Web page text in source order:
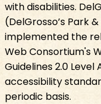
with disabilities.
(DelGrosso’s Park
implemented the
Web Consortium's
Guidelines 2.0 Level
accessibility
periodic basis.​​​​‌ ‍ ​‍​‍‌‍ ‌ ​‍‌‍‍‌‌‍‌ ‌‍‍‌‌‍ ‍​‍​‍​ ‍‍​‍​‍‌ ​ ‌‍​‌‌‍ ‍‌‍‍‌‌ ‌​‌ ‍‌​‍ ‍‌‍‍‌‌‍ ​‍​‍​‍ ​​‍​‍‌‍‍​‌ ​‍‌‍‌‌‌‍‌‍​‍​‍​ ‍‍​‍​‍‌‍‍​‌ ‌​‌ ‌​‌ ​​​ ‍‍​‍ ​‍ ‌‍ ​‌‍​‌​‍ ‌‌‍‌‍‌‍​‌‌‍ ‌‌‍‍‌‌‍‌ ‌‍ ​‌‍‍‌‌‍​‌​‍ ‌‌‍‌​‌‍‌‌‌‍ ​‌‍‌ ‌ ​‍‌‍ ‌ ​ ‌ ​ ‌‍ ​‍ ‍‌ ​ ‌‍​‌‌‍ ‍‌‍‍‌‌ ‌​‌ ‍‌​‍ ‍‌ ​ ‌ ‌​‌ ‌‌‌‍‌​‌‍‍‌‌‍ ​‍ ‌‍‍‌‌‍ ‍‌ ‌​‌‍‌‌‌‍ ‍‌ ‌​​‍ ‌‍‌‌‌‍‌​‌‍‍‌‌ ‌​​‍ ‌‍ ‌‌‍ ‌‍‌​‌‍‌‌​ ‌‌ ​​‌ ​‍‌‍‌‌‌ ​ ‌‍‌‌‌‍ ‍‌ ‌​‌‍​‌‌ ‌​‌‍‍‌‌‍ ‌‍ ‍​ ‍ ‌‍‍‌‌‍‌​​ ‌​ ‌‌​ ​​​ ‌​‌‍‌​‌‍​‍‌‍​‍​ ‌ ‌‍‌‌​‍ ‌​ ​ ‌‍‌​‌‍​ ​ ‌​​‍ ‌​ ‌​​ ‌‌​ ​‌​ ‍‌​‍ ‌‌‍​‍‌‍‌‍​ ‌ ​ ​​​‍ ‌​ ​ ​ ‌‌‌‍‌‍​ ‌‍‌‍​‌​ ​‌‌‍​‌​ ​​​ ​‌‌‍‌‍‌‍​‍‌‍‌‌​ ‍ ‌ ‌​‌ ‍‌‌ ​​‌‍‌‌​ ‌‌ ​​‌‍​‌‌‍‌ ‌‍‌‌​ ‍ ‌ ​​‌‍​‌‌ ‌​‌‍‍​​ ‌‌ ​​‌‍​‌‌‍‌ ‌‍‌‌‌​​‍‌ ‌‌‌‍‍‌‌‍ ​‌‍‌​‌‍‌‌‌ ​‍​‍‌‌​ ‌‌‌​​‍‌‌ ‌‍‍ ‌‍‌‌‌ ‍‌​‍‌‌​ ​ ‌​‌​​‍‌‌​ ​ ‌​‌​​‍‌‌​ ​‍​ ​‍​ ‍‌​ ‌‍​ ‌ ‌‍​‌​ ‌ ​ ​‌​ ​‌‌‍​‌‌‍​‌​ ‍‌​ ​‌​ ​​​‍‌‌​ ​‍​ ​‍​‍‌‌​ ‌‌‌​‌​​‍ ‍‌‍‍‌‌‍ ‍‌ ‌​‌ ​‍‌‍ ​‍‌‌​ ‌‌‌​​‍‌‌ ‌‍‍ ‌‍‌‌‌ ‍‌​‍‌‌​ ​ ‌​‌​​‍‌‌​ ​ ‌​‌​​‍‌‌​ ​‍​ ​‍​ ​ ​ ‌​​ ‍‌‌‍​‍​ ​ ‌‍‌​‌‍‌‌​ ‌​​ ‌‍‌‍​ ‌‍​ ​ ‌ ​‍‌‌​ ​‍​ ​‍​‍‌‌​ ‌‌‌​‌​​‍ ‍‌‍​ ‌‍‍​‌‍‍‌‌‍ ​‌‍‌​‌ ​‍‌‍‌‌‌‍ ‍​‍‌‌​ ‌‌‌​​‍‌‌ ‌‍‍ ‌‍‌‌‌ ‍‌​‍‌‌​ ​ ‌​‌​​‍‌‌​ ​ ‌​‌​​‍‌‌​ ​‍​ ​‍‌‍‌‍‌‍‌​​ ‌‌​ ‌ ‌‍‌​​ ‌​​ ‌​‌‍‌​‌‍​ ‌‍​ ‌‍​ ​ ​‌​‍‌‌​ ​‍​ ​‍​‍‌‌​ ‌‌‌​‌​​‍ ‍‌ ‌​‌‍‌‌‌ ‍​‌ ‌​​ ‌‍​‍‌‍​‌‌ ​ ‌‍‌‌‌‌‌‌‌ ​‍‌‍ ​​ ‌‌‍‍​‌ ‌​‌ ‌​‌ ​​​‍‌‌​ ​ ‌​​‌​‍‌‌​ ​‍‌​‌‍​‍‌‌​ ​‍‌​‌‍‌‍ ​‌‍​‌​‍ ‌‌‍‌‍‌‍​‌‌‍ ‌‌‍‍‌‌‍‌ ‌‍ ​‌‍‍‌‌‍​‌​‍ ‌‌‍‌​‌‍‌‌‌‍ ​‌‍‌ ‌ ​‍‌‍ ‌ ​ ‌ ​ ‌‍ ​‍ ‍‌ ​ ‌‍​‌‌‍ ‍‌‍‍‌‌ ‌​‌ ‍‌​‍ ‍‌ ​ ‌ ‌​‌ ‌‌‌‍‌​‌‍‍‌‌‍ ​‍‌‍‌‍‍‌‌‍‌​​ ‌​ ‌‌​ ​​​ ‌​‌‍‌​‌‍​‍‌‍​‍​ ‌ ‌‍‌‌​‍ ‌​ ​ ‌‍‌​‌‍​ ​ ‌​​‍ ‌​ ‌​​ ‌‌​ ​‌​ ‍‌​‍ ‌‌‍​‍‌‍‌‍​ ‌ ​ ​​​‍ ‌​ ​ ​ ‌‌‌‍‌‍​ ‌‍‌‍​‌​ ​‌‌‍​‌​ ​​​ ​‌‌‍‌‍‌‍​‍‌‍‌‌​‍‌‍‌ ‌​‌ ‍‌‌ ​​‌‍‌‌​ ‌‌ ​​‌‍​‌‌‍‌ ‌‍‌‌​‍‌‍‌ ​​‌‍​‌‌ ‌​‌‍‍​​ ‌‌ ​​‌‍​‌‌‍‌ ‌‍‌‌‌​​‍‌ ‌‌‌‍‍‌‌‍ ​‌‍‌​‌‍‌‌‌ ​‍​‍‌‌​ ‌‌‌​​‍‌‌ ‌‍‍ ‌‍‌‌‌ ‍‌​‍‌‌​ ​ ‌​‌​​‍‌‌​ ​ ‌​‌​​‍‌‌​ ​‍​ ​‍​ ‍‌​ ‌‍​ ‌ ‌‍​‌​ ‌ ​ ​‌​ ​‌‌‍​‌‌‍​‌​ ‍‌​ ​‌​ ​​​‍‌‌​ ​‍​ ​‍​‍‌‌​ ‌‌‌​‌​​‍ ‍‌‍‍‌‌‍ ‍‌ ‌​‌ ​‍‌‍ ​‍‌‌​ ‌‌‌​​‍‌‌ ‌‍‍ ‌‍‌‌‌ ‍‌​‍‌‌​ ​ ‌​‌​​‍‌‌​ ​ ‌​‌​​‍‌‌​ ​‍​ ​‍​ ​ ​ ‌​​ ‍‌‌‍​‍​ ​ ‌‍‌​‌‍‌‌​ ‌​​ ‌‍‌‍​ ‌‍​ ​ ‌ ​‍‌‌​ ​‍​ ​‍​‍‌‌​ ‌‌‌​‌​​‍ ‍‌‍​ ‌‍‍​‌‍‍‌‌‍ ​‌‍‌​‌ ​‍‌‍‌‌‌‍ ‍​‍‌‌​ ‌‌‌​​‍‌‌ ‌‍‍ ‌‍‌‌‌ ‍‌​‍‌‌​ ​ ‌​‌​​‍‌‌​ ​ ‌​‌​​‍‌‌​ ​‍​ ​‍‌‍‌‍‌‍‌​​ ‌‌​ ‌ ‌‍‌​​ ‌​​ ‌​‌‍‌​‌‍​ ‌‍​ ‌‍​ ​ ​‌​‍‌‌​ ​‍​ ​‍​‍‌‌​ ‌‌‌​‌​​‍ ‍‌ ‌​‌‍‌‌‌ ‍​‌ ‌​​‍‌‍‌ ​​‌‍‌‌‌ ​‍‌ ​ ‌ ​​‌‍‌‌‌‍​ ‌ ‌​‌‍‍‌‌ ‌‍‌‍‌‌​ ‌‌ ​​‌ ‌‌‌‍​‍‌‍ ​‌‍‍‌‌ ​ ‌‍‍​‌‍‌‌‌‍‌​​‍​‍‌ ‌